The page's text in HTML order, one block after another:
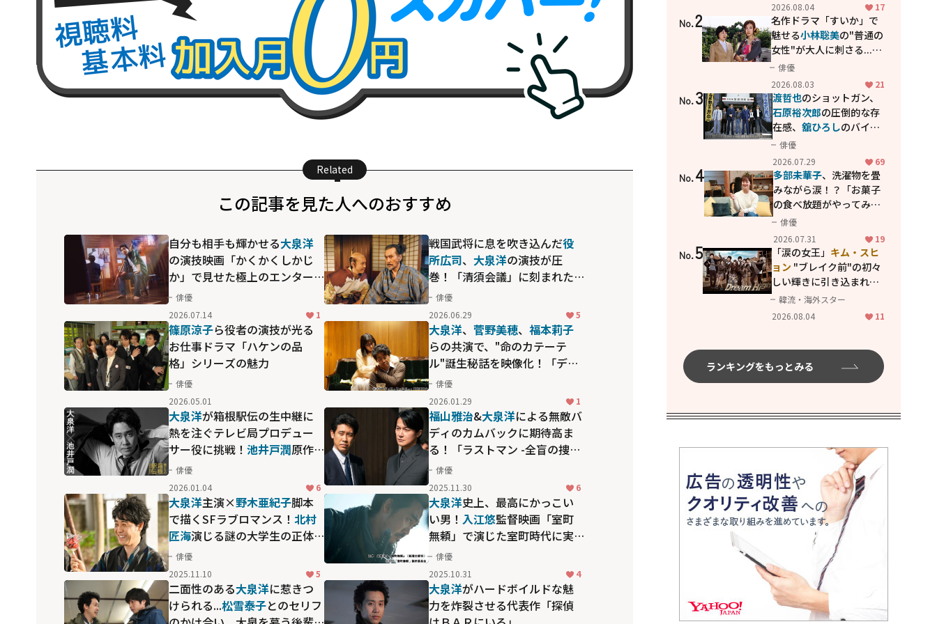
Related
この記事を見た人へのおすすめ
自分も相手も輝かせる大泉洋
の演技――映画「かくかくしかじ
か」で見せた極上のエンター
テインメント
俳優
2026.07.14
1
戦国武将に息を吹き込んだ役
所広司、 大泉洋の演技が圧
巻！「清須会議」に刻まれた
名演を振り返る
俳優
2026.06.29
5
篠原涼子ら役者の演技が光る
お仕事ドラマ「ハケンの品
格」シリーズの魅力
俳優
2026.05.01
大泉洋、 菅野美穂、 福本莉子
らの共演で、"命のカテーテ
ル"誕生秘話を映像化！「ディ
ア・ファミリー」は家族の歩
みを描く物語
俳優
2026.01.29
1
大泉洋が箱根駅伝の生中継に
熱を注ぐテレビ局プロデュー
サー役に挑戦！ 池井戸潤原作
の連続ドラマ「俺たちの箱根
駅伝」
俳優
2026.01.04
6
福山雅治&大泉洋による無敵バ
ディのカムバックに期待高ま
る！「ラストマン -全盲の捜査
官-」の魅力
俳優
2025.11.30
6
大泉洋主演×野木亜紀子脚本
で描くSFラブロマンス！ 北村
匠海演じる謎の大学生の正体
も気になる「ちょっとだけエ
スパー」
俳優
2025.11.10
5
大泉洋史上、最高にかっこい
い男！ 入江悠監督映画「室町
無頼」で演じた室町時代に実
在した武士・蓮田兵衛
俳優
2025.10.31
4
二面性のある大泉洋に惹きつ
けられる...松雪泰子とのセリフ
大泉洋がハードボイルドな魅
力を炸裂させる代表作「探偵
会えたら。」
2026.08.04 17
No.2
名作ドラマ「すいか」で
魅せる小林聡美の"普通の
女性"が大人に刺さる...映
画「かもめ食堂」にも通
じる静かな芝居
俳優
2026.08.03
21
No.3 渡哲也のショットガン、
石原裕次郎の圧倒的な存
在感、舘ひろしのバイク
アクション！"大門軍
団"のカッコよさが詰まっ
た「西部警察 PART-II」
俳優
2026.07.29
69
No.4 多部未華子、洗濯物を畳
みながら涙！？「お菓子
の食べ放題がやってみた
い」ハンディファン4台の
暑さ対策も明かす
俳優
2026.07.31
19
No.5 「涙の女王」 キム・スヒ
ョン "ブレイク前"の初々
しい輝きに引き込まれ
る...2PM テギョン
共演の青春名作「ドリー
韓流・海外スター
2026.08.04
11
ランキングをもっとみる